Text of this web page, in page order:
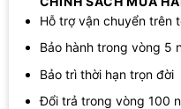
nhanh chóng, chuyên nghiệp.
Chính sách bảo hành
Hỗ trợ vận chuyển trên
Bảo hành trong vòng 5
Bảo trì thời hạn trọn đời
Đổi trả trong vòng 100